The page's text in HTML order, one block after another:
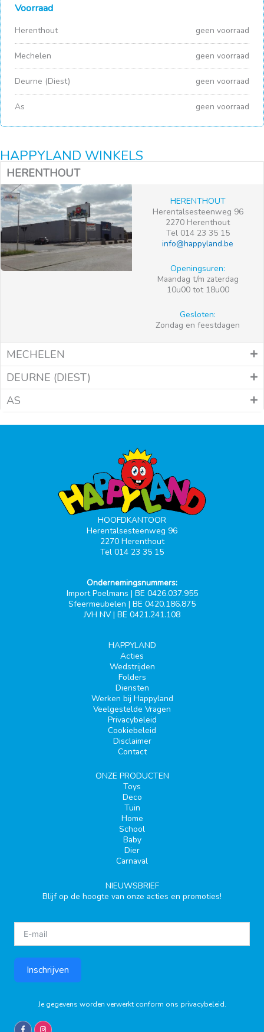
Voorraad
Herenthout geen voorraad
Mechelen geen voorraad
Deurne (Diest) geen voorraad
As geen voorraad
HAPPYLAND WINKELS
HERENTHOUT
HERENTHOUT
Herentalsesteenweg 96
2270 Herenthout
Tel 014 23 35 15
info@happyland.be
Openingsuren:
Maandag t/m zaterdag
10u00 tot 18u00
Gesloten:
Zondag en feestdagen
MECHELEN
DEURNE (DIEST)
AS
HOOFDKANTOOR
Herentalsesteenweg 96
2270 Herenthout
Tel 014 23 35 15
Ondernemingsnummers:
Import Poelmans | BE 0426.037.955
Sfeermeubelen | BE 0420.186.875
JVH NV | BE 0421.241.108
HAPPYLAND
Acties
Wedstrijden
Folders
Diensten
Werken bij Happyland
Veelgestelde Vragen
Privacybeleid
Cookiebeleid
Disclaimer
Contact
ONZE PRODUCTEN
Toys
Deco
Tuin
Home
School
Baby
Dier
Carnaval
NIEUWSBRIEF
Blijf op de hoogte van onze acties en promoties!
Inschrijven
Je gegevens worden verwerkt conform ons privacybeleid.